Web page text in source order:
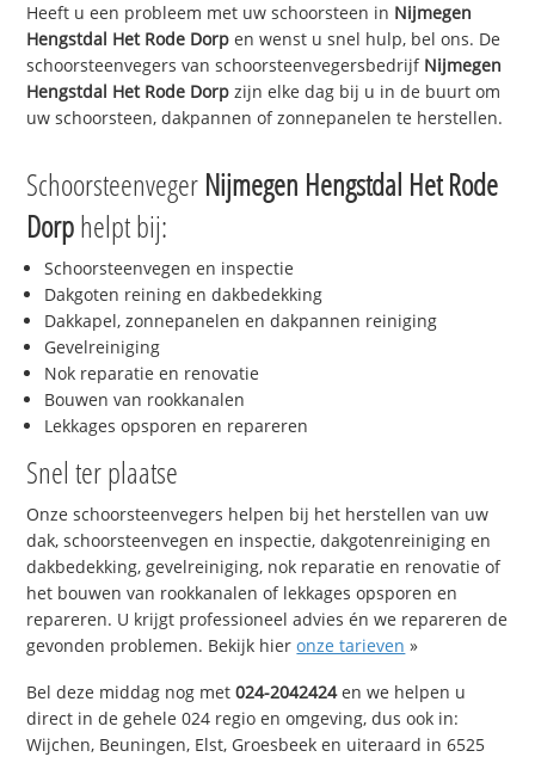
Heeft u een probleem met uw schoorsteen in Nijmegen
Hengstdal Het Rode Dorp en wenst u snel hulp, bel ons. De
schoorsteenvegers van schoorsteenvegersbedrijf Nijmegen
Hengstdal Het Rode Dorp zijn elke dag bij u in de buurt om
uw schoorsteen, dakpannen of zonnepanelen te herstellen.
Schoorsteenveger Nijmegen Hengstdal Het Rode
Dorphelpt bij:
Schoorsteenvegen en inspectie
Dakgoten reining en dakbedekking
Dakkapel, zonnepanelen en dakpannen reiniging
Gevelreiniging
Nok reparatie en renovatie
Bouwen van rookkanalen
Lekkages opsporen en repareren
Snel ter plaatse
Onze schoorsteenvegers helpen bij het herstellen van uw
dak, schoorsteenvegen en inspectie, dakgotenreiniging en
dakbedekking, gevelreiniging, nok reparatie en renovatie of
het bouwen van rookkanalen of lekkages opsporen en
repareren. U krijgt professioneel advies én we repareren de
gevonden problemen. Bekijk hieronze tarieven »
Bel deze middag nog met024-2042424en we helpen u
direct in de gehele 024 regio en omgeving, dus ook in:
Wijchen, Beuningen, Elst, Groesbeek en uiteraard in 6525